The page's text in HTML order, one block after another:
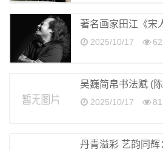
著名画家田江《宋
2025/10/17
吴巍简帛书法赋 (
2025/10/17
丹青溢彩 艺韵同